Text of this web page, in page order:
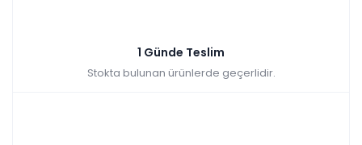
1 Günde Teslim
Stokta bulunan ürünlerde geçerlidir.